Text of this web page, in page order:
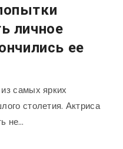
личное
ее
самых ярких
столетия. Актриса
не…